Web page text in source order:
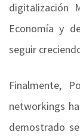
digitalización
Economía y
seguir
Finalmente,
networkings
demostrado